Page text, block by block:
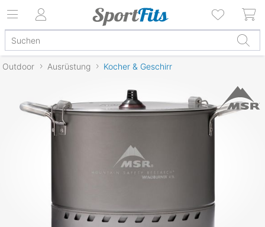
Outdoor Ausrüstung Kocher & Geschirr